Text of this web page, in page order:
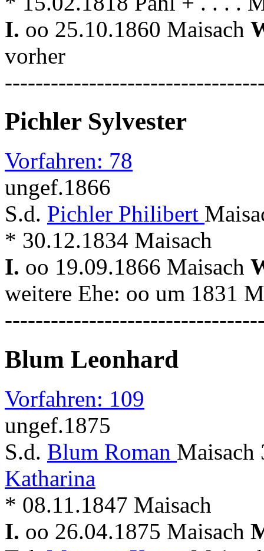
I. oo 25.10.1860 Maisach
vorher
Pichler Sylvester
Vorfahren: 78
ungef.1866
S.d. Pichler Philibert
* 30.12.1834 Maisach
I. oo 19.09.1866 Maisach
weitere Ehe: oo um 1831
Blum Leonhard
Vorfahren: 109
ungef.1875
S.d. Blum Roman
Katharina
* 08.11.1847 Maisach
I. oo 26.04.1875 Maisach